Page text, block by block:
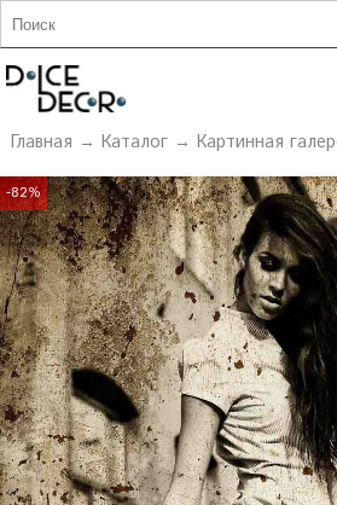
Главная → Каталог→ Картинная
-82%